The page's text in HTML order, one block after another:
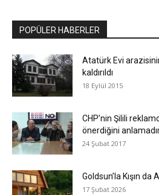
POPÜLER HABERLER
Atatürk Evi
kaldırıldı
18 Eylül 2015
CHP’nin Şilili
önerdiğini
24 Şubat 2017
Goldsun’la Kışın da
17 Şubat 2026